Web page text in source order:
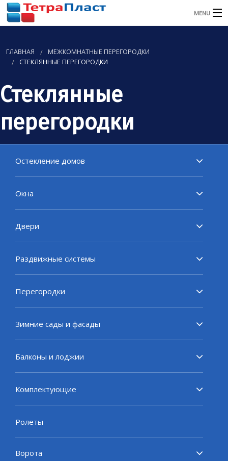
MENU
О КОМПАНИИ
КАТАЛОГ
НАШИ РАБОТЫ
ОТЗЫВЫ
ГЛАВНАЯ
МЕЖКОМНАТНЫЕ ПЕРЕГОРОДКИ
СТЕКЛЯННЫЕ ПЕРЕГОРОДКИ
Стеклянные
перегородки
Остекление домов
Окна
Двери
Раздвижные системы
Перегородки
Зимние сады и фасады
Балконы и лоджии
Комплектующие
Ролеты
Ворота